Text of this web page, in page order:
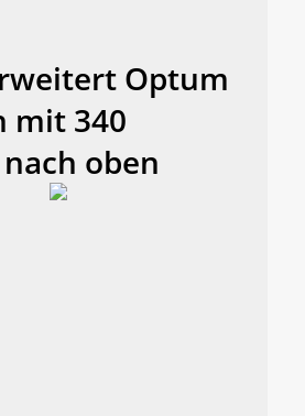
Optum
mit 340
oben